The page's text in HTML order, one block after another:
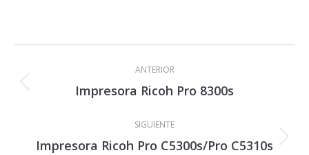
Navegación
entre
proyectos
ANTERIOR
Proyecto
Impresora Ricoh Pro 8300s
SIGUIENTE
Proyecto
Impresora Ricoh Pro C5300s/Pro C5310s